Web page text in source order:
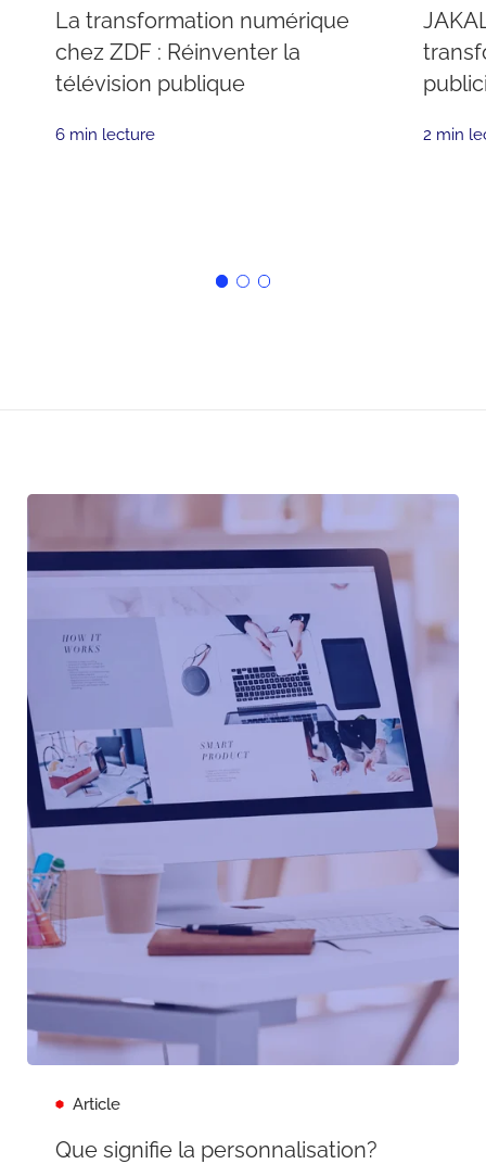
La transformation numérique
chez ZDF : Réinventer la
télévision publique
6 min lecture 2 min
Article
Que signifie la personnalisation?